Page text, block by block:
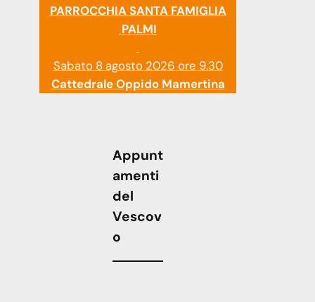
PARROCCHIA SANTA FAMIGLIA
PALMI
Sabato 8 agosto 2026 ore 9.30
Cattedrale Oppido Mamertina
Appunt
amenti
del
Vescov
o